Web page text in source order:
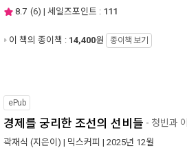
8.7 (6) | 세일즈포인트 : 111
이 책의 종이책 : 14,400원 종이책 보기
ePub
경제를 궁리한 조선의 선비들 - 청빈과
곽재식 (지은이) | 믹스커피 | 2025년 12월